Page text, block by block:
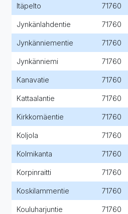
Itäpelto 71760
Jynkänlahdentie 71760
Jynkänniementie 71760
Jynkänniemi 71760
Kanavatie 71760
Kattaalantie 71760
Kirkkomäentie 71760
Koljola 71760
Kolmikanta 71760
Korpinraitti 71760
Koskilammentie 71760
Kouluharjuntie 71760